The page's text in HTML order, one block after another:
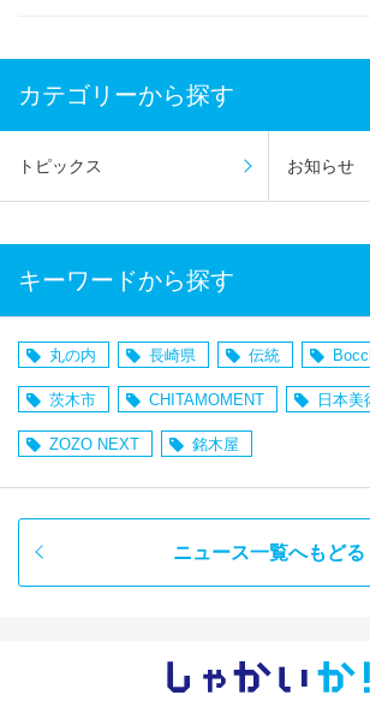
カテゴリーから探す
トピックス お知らせ
キーワードから探す
丸の内 長崎県 伝統
茨木市 CHITAMOMENT 日本美
ZOZO NEXT 銘木屋
ニュース一覧へもどる
しゃかい か！